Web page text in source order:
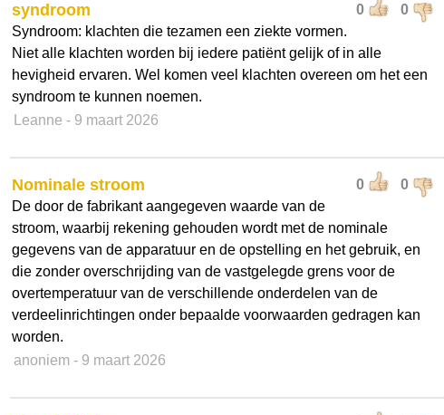
0 0
syndroom
Syndroom: klachten die tezamen een ziekte vormen.
Niet alle klachten worden bij iedere patiënt gelijk of in alle
hevigheid ervaren. Wel komen veel klachten overeen om het een
syndroom te kunnen noemen.
Leanne - 9 maart 2026
0 0
Nominale stroom
De door de fabrikant aangegeven waarde van de
stroom, waarbij rekening gehouden wordt met de nominale
gegevens van de apparatuur en de opstelling en het gebruik, en
die zonder overschrijding van de vastgelegde grens voor de
overtemperatuur van de verschillende onderdelen van de
verdeelinrichtingen onder bepaalde voorwaarden gedragen kan
worden.
anoniem - 9 maart 2026